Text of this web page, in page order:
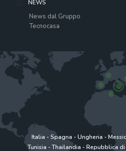
NEWS
News dal Gruppo
Tecnocasa
Italia -Spagna -Ungheria -
Tunisia -Thailandia -Repubblica di